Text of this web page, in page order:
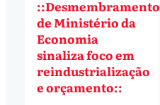
::Desmembramento
de Ministério da
Economia
sinaliza foco em
reindustrialização
e orçamento::